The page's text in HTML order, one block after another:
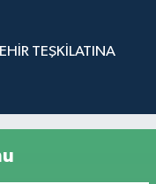
TEŞKİLATINA